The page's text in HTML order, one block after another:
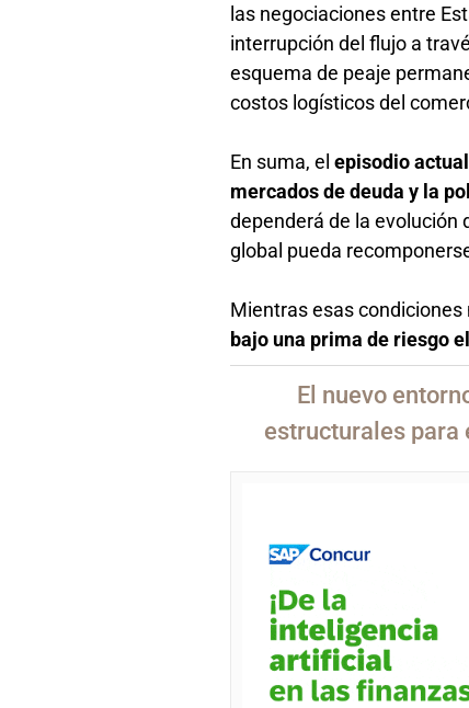
las negociaciones entre
interrupción del flujo a
esquema de peaje
costos logísticos del
En suma, elepisodio
mercados de deuda y la
dependerá de la evolución
global pueda
Mientras esas condiciones
bajo una prima de riesgo
El nuevo
estructurales para